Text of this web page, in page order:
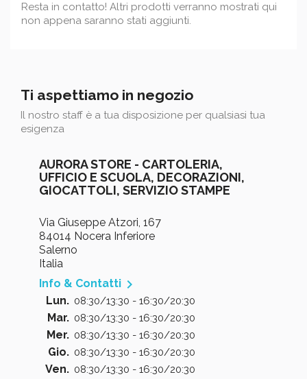
Resta in contatto! Altri prodotti verranno mostrati qui
non appena saranno stati aggiunti.
Ti aspettiamo in negozio
Il nostro staff è a tua disposizione per qualsiasi tua
esigenza
AURORA STORE - CARTOLERIA,
UFFICIO E SCUOLA, DECORAZIONI,
GIOCATTOLI, SERVIZIO STAMPE
Via Giuseppe Atzori, 167
84014 Nocera Inferiore
Salerno
Italia
Info & Contatti 
Lun. 08:30/13:30 - 16:30/20:30
Mar. 08:30/13:30 - 16:30/20:30
Mer. 08:30/13:30 - 16:30/20:30
Gio. 08:30/13:30 - 16:30/20:30
Ven. 08:30/13:30 - 16:30/20:30